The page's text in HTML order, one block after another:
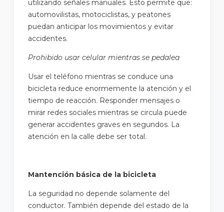
utilizando señales manuales. Esto permite que:
automovilistas, motociclistas, y peatones
puedan anticipar los movimientos y evitar
accidentes.
Prohibido usar celular mientras se pedalea
Usar el teléfono mientras se conduce una
bicicleta reduce enormemente la atención y el
tiempo de reacción. Responder mensajes o
mirar redes sociales mientras se circula puede
generar accidentes graves en segundos. La
atención en la calle debe ser total.
Mantención básica de la bicicleta
La seguridad no depende solamente del
conductor. También depende del estado de la